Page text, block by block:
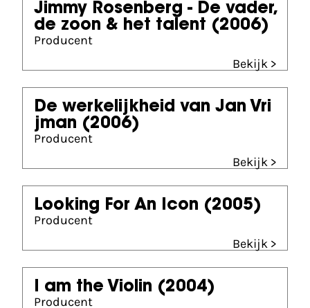
Jimmy Rosenberg - De vader,
de zoon & het talent (2006)
Producent
Bekijk >
De werkelijkheid van Jan Vri
jman (2006)
Producent
Bekijk >
Looking For An Icon (2005)
Producent
Bekijk >
I am the Violin (2004)
Producent